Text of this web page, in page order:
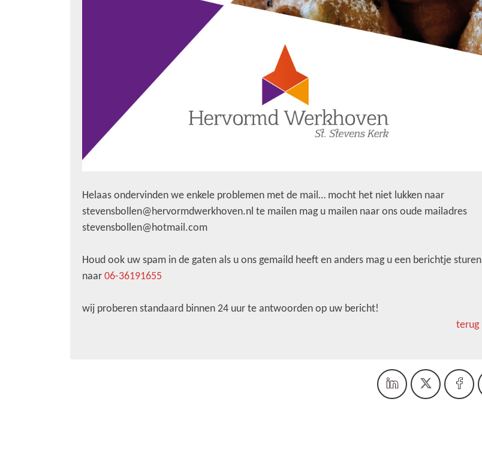
Helaas ondervinden we enkele problemen met de mail… mocht het niet lukken naar
stevensbollen@hervormdwerkhoven.nl te mailen mag u mailen naar ons oude mailadres
stevensbollen@hotmail.com
Houd ook uw spam in de gaten als u ons gemaild heeft en anders mag u een berichtje sturen
naar 06-36191655
wij proberen standaard binnen 24 uur te antwoorden op uw bericht!
terug